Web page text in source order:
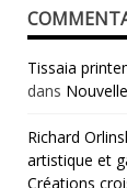
Tissaia
dans
Richard
artistique et
Créations